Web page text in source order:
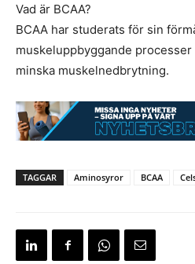
Vad är BCAA?
BCAA har studerats för sin
muskeluppbyggande
minska muskelnedbrytning.
TAGGAR Aminosyror BCAA